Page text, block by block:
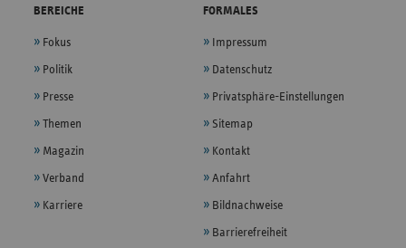
BEREICHE
Fokus
Politik
Presse
Themen
Magazin
Verband
Karriere
FORMALES
Impressum
Datenschutz
Privatsphäre-Einstellungen
Sitemap
Kontakt
Anfahrt
Bildnachweise
Barrierefreiheit